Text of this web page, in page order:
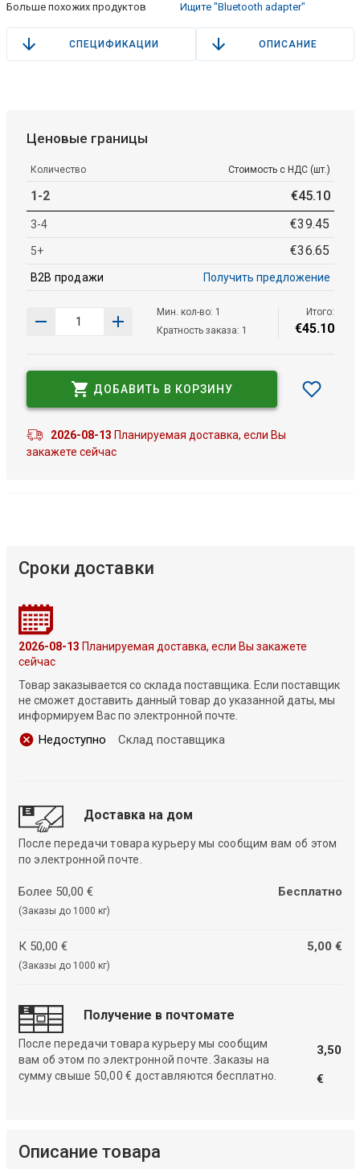
Больше похожих продуктов
Ищите "Bluetooth adapter"
СПЕЦИФИКАЦИИ ОПИСАНИЕ
Ценовые границы
Количество Стоимость с НДС (шт.)
1-2 €45.10
3-4 €39.45
5+ €36.65
B2B продажи Получить предложение
Мин. кол-во: 1
Кратность заказа: 1
Итого:
€45.10
ДОБАВИТЬ В КОРЗИНУ
2026-08-13 Планируемая доставка, если Вы
закажете сейчас
Сроки доставки
2026-08-13 Планируемая доставка, если Вы закажете
сейчас
Товар заказывается со склада поставщика. Если поставщик
не сможет доставить данный товар до указанной даты, мы
информируем Вас по электронной почте.
Недоступно Склад поставщика
Доставка на дом
После передачи товара курьеру мы сообщим вам об этом
по электронной почте.
Более 50,00 €
(Заказы до 1000 кг)
Бесплатно
К 50,00 €
(Заказы до 1000 кг)
5,00 €
Получение в почтомате
После передачи товара курьеру мы сообщим
вам об этом по электронной почте. Заказы на
сумму свыше 50,00 € доставляются бесплатно.
3,50
€
Описание товара